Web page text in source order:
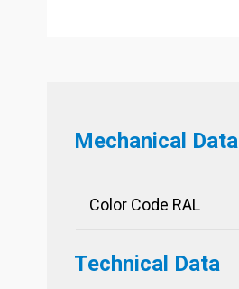
Mechanical Data
Color Code RAL
Technical Data